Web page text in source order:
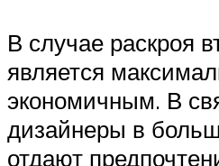
В случае раскроя
является
экономичным. В
дизайнеры в
отдают